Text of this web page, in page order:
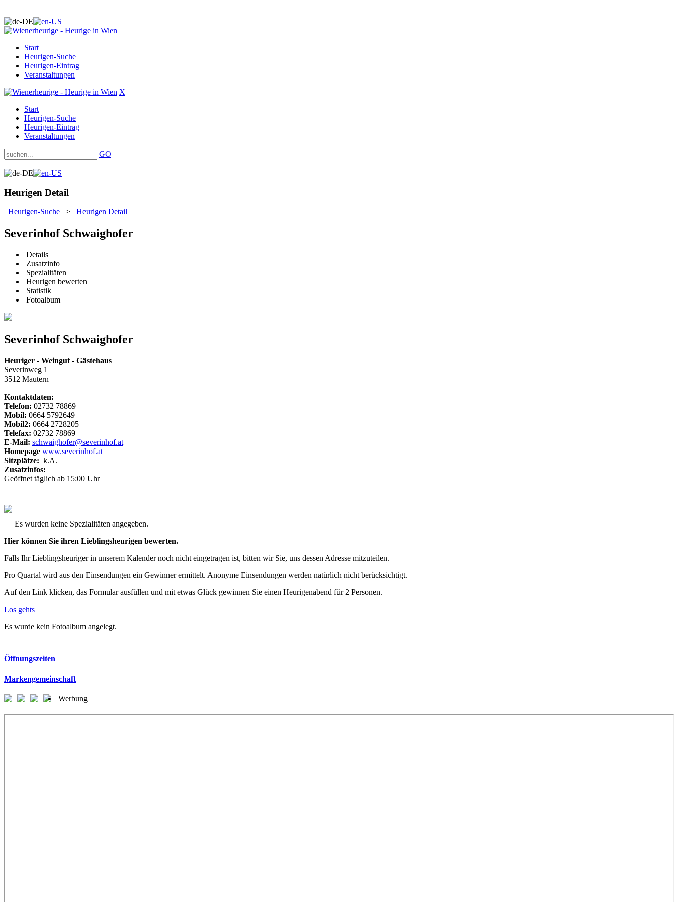
|
Start
Heurigen-Suche
Heurigen-Eintrag
Veranstaltungen
X
Start
Heurigen-Suche
Heurigen-Eintrag
Veranstaltungen
GO
|
Heurigen Detail
Heurigen-Suche > Heurigen Detail
Severinhof Schwaighofer
Details
Zusatzinfo
Spezialitäten
Heurigen bewerten
Statistik
Fotoalbum
Severinhof Schwaighofer
Heuriger - Weingut - Gästehaus
Severinweg 1
3512 Mautern
Kontaktdaten:
Telefon: 02732 78869
Mobil: 0664 5792649
Mobil2: 0664 2728205
Telefax: 02732 78869
E-Mail: schwaighofer@severinhof.at
Homepage www.severinhof.at
Sitzplätze: k.A.
Zusatzinfos:
Geöffnet täglich ab 15:00 Uhr
Es wurden keine Spezialitäten angegeben.
Hier können Sie ihren Lieblingsheurigen bewerten.
Falls Ihr Lieblingsheuriger in unserem Kalender noch nicht eingetragen ist, bitten wir Sie, uns dessen Adresse mitzuteilen.
Pro Quartal wird aus den Einsendungen ein Gewinner ermittelt. Anonyme Einsendungen werden natürlich nicht berücksichtigt.
Auf den Link klicken, das Formular ausfüllen und mit etwas Glück gewinnen Sie einen Heurigenabend für 2 Personen.
Los gehts
Es wurde kein Fotoalbum angelegt.
Öffnungszeiten
Markengemeinschaft
Werbung